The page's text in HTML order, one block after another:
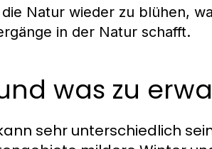
Natur wieder zu blühen,
in der Natur schafft.
was zu
sehr unterschiedlich